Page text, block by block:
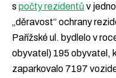
s počty rezidentů v
„děravost“ ochrany
Pařížské ul. bydlelo v
obyvatel) 195 obyvatel,
zaparkovalo 7197